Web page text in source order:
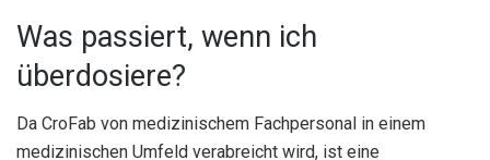
Was passiert, wenn ich
überdosiere?
Da CroFab von medizinischem Fachpersonal in einem
medizinischen Umfeld verabreicht wird, ist eine